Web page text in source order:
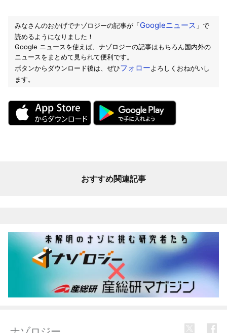
みなさんのおかげでナゾロジーの記事が「Googleニュース 」で
読めるようになりました！
Google ニュースを使えば、ナゾロジーの記事はもちろん国内外の
ニュースをまとめて見られて便利です。
ボタンからダウンロード後は、ぜひフォローよろしくおねがいし
ます。
おすすめ関連記事